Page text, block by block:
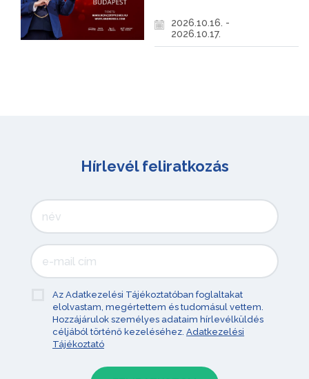
2026.10.16. -
2026.10.17.
Hírlevél feliratkozás
Az Adatkezelési Tájékoztatóban foglaltakat
elolvastam, megértettem és tudomásul vettem.
Hozzájárulok személyes adataim hírlevélküldés
céljából történő kezeléséhez. Adatkezelési
Tájékoztató